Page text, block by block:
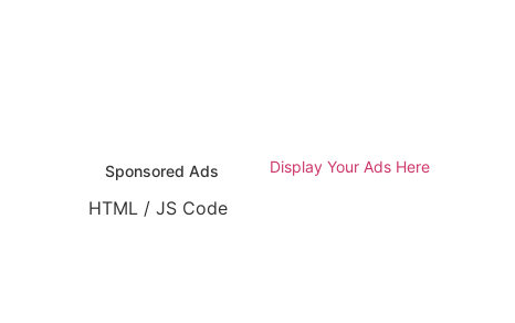
Sponsored Ads Display Your Ads Here
HTML / JS Code